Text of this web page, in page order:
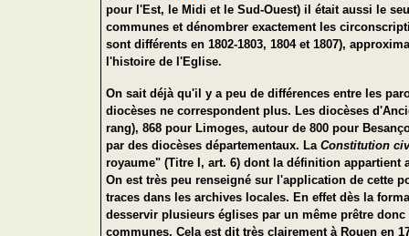
pour l'Est, le Midi et le Sud-Ouest) il était aussi le
communes et dénombrer exactement les
sont différents en 1802-1803, 1804 et 1807),
l'histoire de l'Eglise.
On sait déjà qu'il y a peu de différences entre les
diocèses ne correspondent plus. Les diocèses
rang), 868 pour Limoges, autour de 800 pour
par des diocèses départementaux. La Constitution
royaume" (Titre I, art. 6) dont la définition appartient
On est très peu renseigné sur l'application de cette
traces dans les archives locales. En effet dès la
desservir plusieurs églises par un même prêtre
communes. Cela est dit très clairement à Rouen en